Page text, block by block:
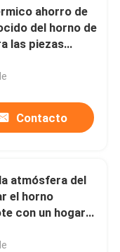
ahorro de
del horno de
las piezas
Contacto
atmósfera del
el horno
con un hogar
inferior